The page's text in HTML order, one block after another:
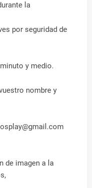
la
por seguridad de
y medio.
nombre y
de imagen a la